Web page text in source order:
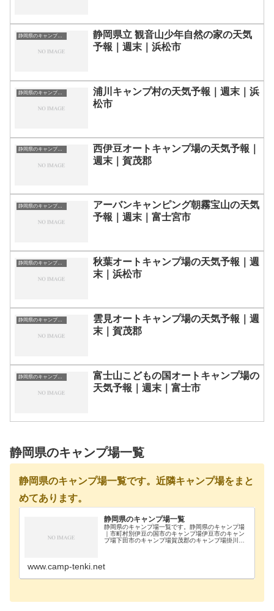
静岡県のキャンプ場一覧
静岡県立 観音山少年自然の家の天気
予報｜週末｜浜松市
静岡県のキャンプ場一覧
浦川キャンプ村の天気予報｜週末｜浜
松市
静岡県のキャンプ場一覧
西伊豆オートキャンプ場の天気予報｜
週末｜賀茂郡
静岡県のキャンプ場一覧
アーバンキャンピング朝霧宝山の天気
予報｜週末｜富士宮市
静岡県のキャンプ場一覧
秋葉オートキャンプ場の天気予報｜週
末｜浜松市
静岡県のキャンプ場一覧
雲見オートキャンプ場の天気予報｜週
末｜賀茂郡
静岡県のキャンプ場一覧
富士山こどもの国オートキャンプ場の
天気予報｜週末｜富士市
静岡県のキャンプ場一覧
静岡県のキャンプ場一覧です。近隣キャンプ場をまと
めてあります。
静岡県のキャンプ場一覧
静岡県のキャンプ場一覧です。静岡県のキャンプ場
｜市町村別伊豆の国市のキャンプ場伊豆市のキャン
プ場下田市のキャンプ場賀茂郡のキャンプ場掛川市
www.camp-tenki.net